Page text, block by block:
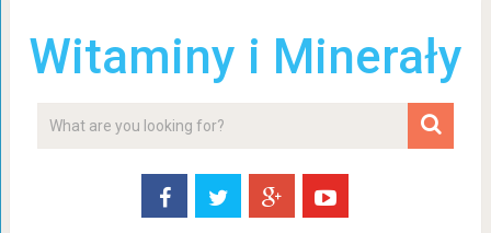
Witaminy i Minerały